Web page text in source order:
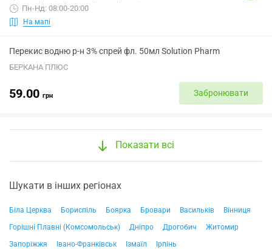
Пн-Нд: 08:00-20:00
На мапі
Перекис водню р-н 3% спрей фл. 50мл Solution Pharm
БЕРКАНА ПЛЮС
59.00 грн Забронювати
Показати всі
Шукати в інших регіонах
Біла Церква Бориспіль Боярка Бровари Васильків
Вінниця
Горішні Плавні (Комсомольськ)
Дніпро Дрогобич
Житомир
Запоріжжя
Івано-Франківськ Ізмаїл
Ірпінь